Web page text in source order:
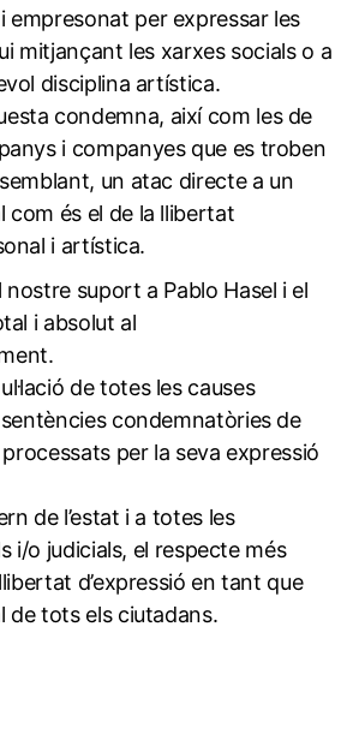
empresonat per expressar les
mitjançant les xarxes socials o a
disciplina artística.
condemna, així com les de
i companyes que es troben
un atac directe a un
com és el de la llibertat
i artística.
nostre suport a Pablo Hasel i el
i absolut al
de totes les causes
condemnatòries de
per la seva expressió
de l’estat i a totes les
i/o judicials, el respecte més
d’expressió en tant que
de tots els ciutadans.